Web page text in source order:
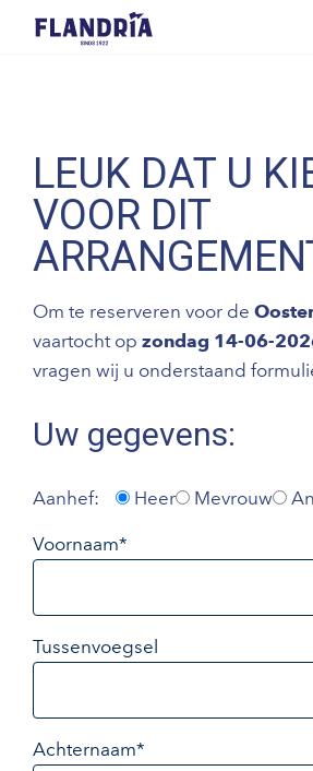
LEUK DAT U
VOOR DIT
Om te reserveren voor de
vaartocht op zondag 14-06-
vragen wij u onderstaand
Uw gegevens:
Aanhef: Heer Mevrouw
Voornaam*
Tussenvoegsel
Achternaam*